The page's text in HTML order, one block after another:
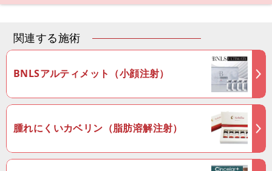
関連する施術
BNLSアルティメット（小顔注射）
腫れにくいカベリン（脂肪溶解注射）